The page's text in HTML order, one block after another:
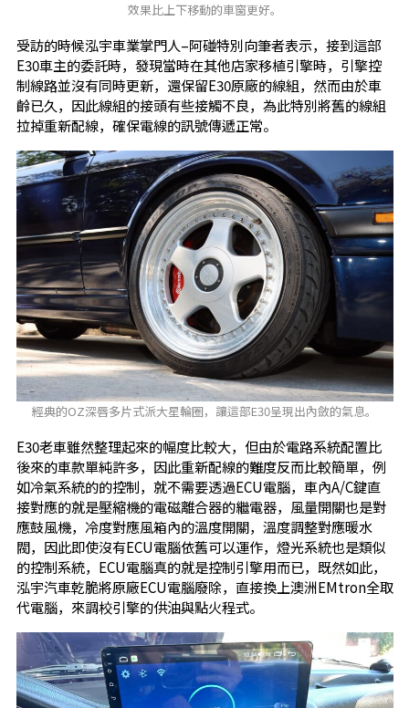
效果比上下移動的車窗更好。
受訪的時候泓宇車業掌門人–阿碰特別向筆者表示，接到這部
E30車主的委託時，發現當時在其他店家移植引擎時，引擎控
制線路並沒有同時更新，還保留E30原廠的線組，然而由於車
齡已久，因此線組的接頭有些接觸不良，為此特別將舊的線組
拉掉重新配線，確保電線的訊號傳遞正常。
經典的OZ深唇多片式派大星輪圈，讓這部E30呈現出內斂的氣息。
E30老車雖然整理起來的幅度比較大，但由於電路系統配置比
後來的車款單純許多，因此重新配線的難度反而比較簡單，例
如冷氣系統的的控制，就不需要透過ECU電腦，車內A/C鍵直
接對應的就是壓縮機的電磁離合器的繼電器，風量開關也是對
應鼓風機，冷度對應風箱內的溫度開關，溫度調整對應暖水
閥，因此即使沒有ECU電腦依舊可以運作，燈光系統也是類似
的控制系統，ECU電腦真的就是控制引擎用而已，既然如此，
泓宇汽車乾脆將原廠ECU電腦廢除，直接換上澳洲EMtron全取
代電腦，來調校引擎的供油與點火程式。